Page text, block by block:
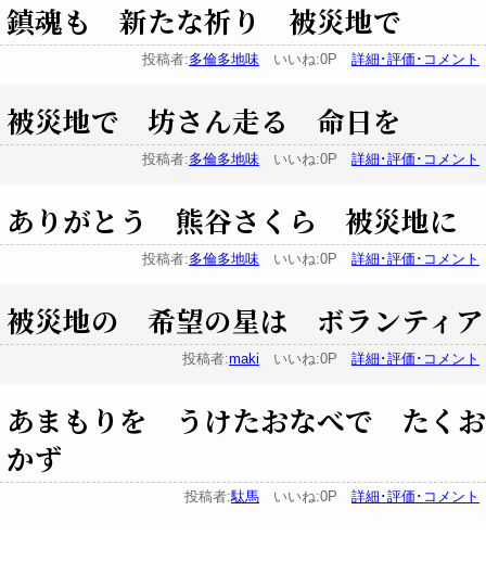
鎮魂も 新たな祈り 被災地で
投稿者:多倫多地味 いいね:0P 詳細･評価･コメント
被災地で 坊さん走る 命日を
投稿者:多倫多地味 いいね:0P 詳細･評価･コメント
ありがとう 熊谷さくら 被災地に
投稿者:多倫多地味 いいね:0P 詳細･評価･コメント
被災地の 希望の星は ボランティア
投稿者:maki いいね:0P 詳細･評価･コメント
あまもりを うけたおなべで たくお
かず
投稿者:駄馬 いいね:0P 詳細･評価･コメント